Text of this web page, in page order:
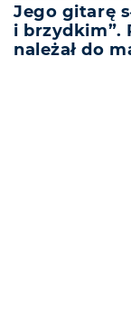
Jego gitarę
i brzydkim”.
należał do